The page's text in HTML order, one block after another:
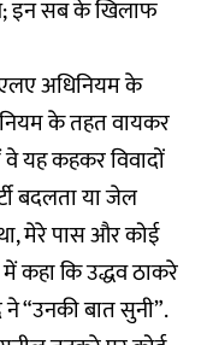
इन सब के खिलाफ
अधिनियम के
के तहत वायकर
यह कहकर विवादों
बदलता या जेल
मेरे पास और कोई
में कहा कि उद्धव ठाकरे
“उनकी बात सुनी”.